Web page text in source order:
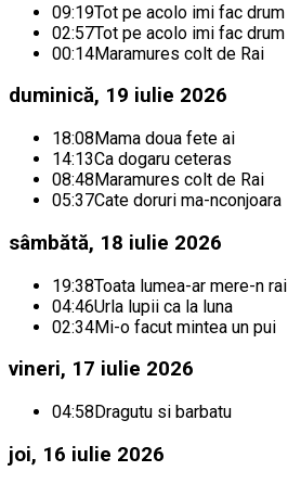
09:19Tot pe acolo imi fac drum
02:57Tot pe acolo imi fac drum
00:14Maramures colt de Rai
duminică, 19 iulie 2026
18:08Mama doua fete ai
14:13Ca dogaru ceteras
08:48Maramures colt de Rai
05:37Cate doruri ma-nconjoara
sâmbătă, 18 iulie 2026
19:38Toata lumea-ar mere-n rai
04:46Urla lupii ca la luna
02:34Mi-o facut mintea un pui
vineri, 17 iulie 2026
04:58Dragutu si barbatu
joi, 16 iulie 2026